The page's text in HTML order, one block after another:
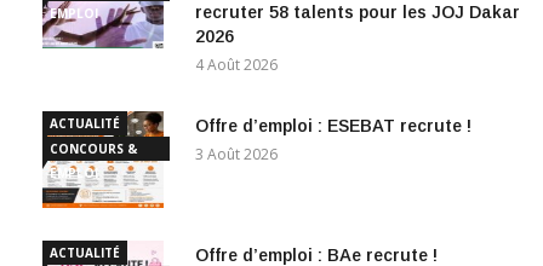
EMPLOI
recruter 58 talents pour les JOJ Dakar
2026
4 Août 2026
ACTUALITÉ
CONCOURS &
EMPLOI
Offre d’emploi : ESEBAT recrute !
3 Août 2026
ACTUALITÉ
Offre d’emploi : BAe recrute !